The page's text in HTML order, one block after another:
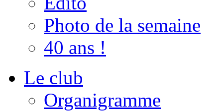
Photo de la semaine
40 ans !
Le club
Organigramme